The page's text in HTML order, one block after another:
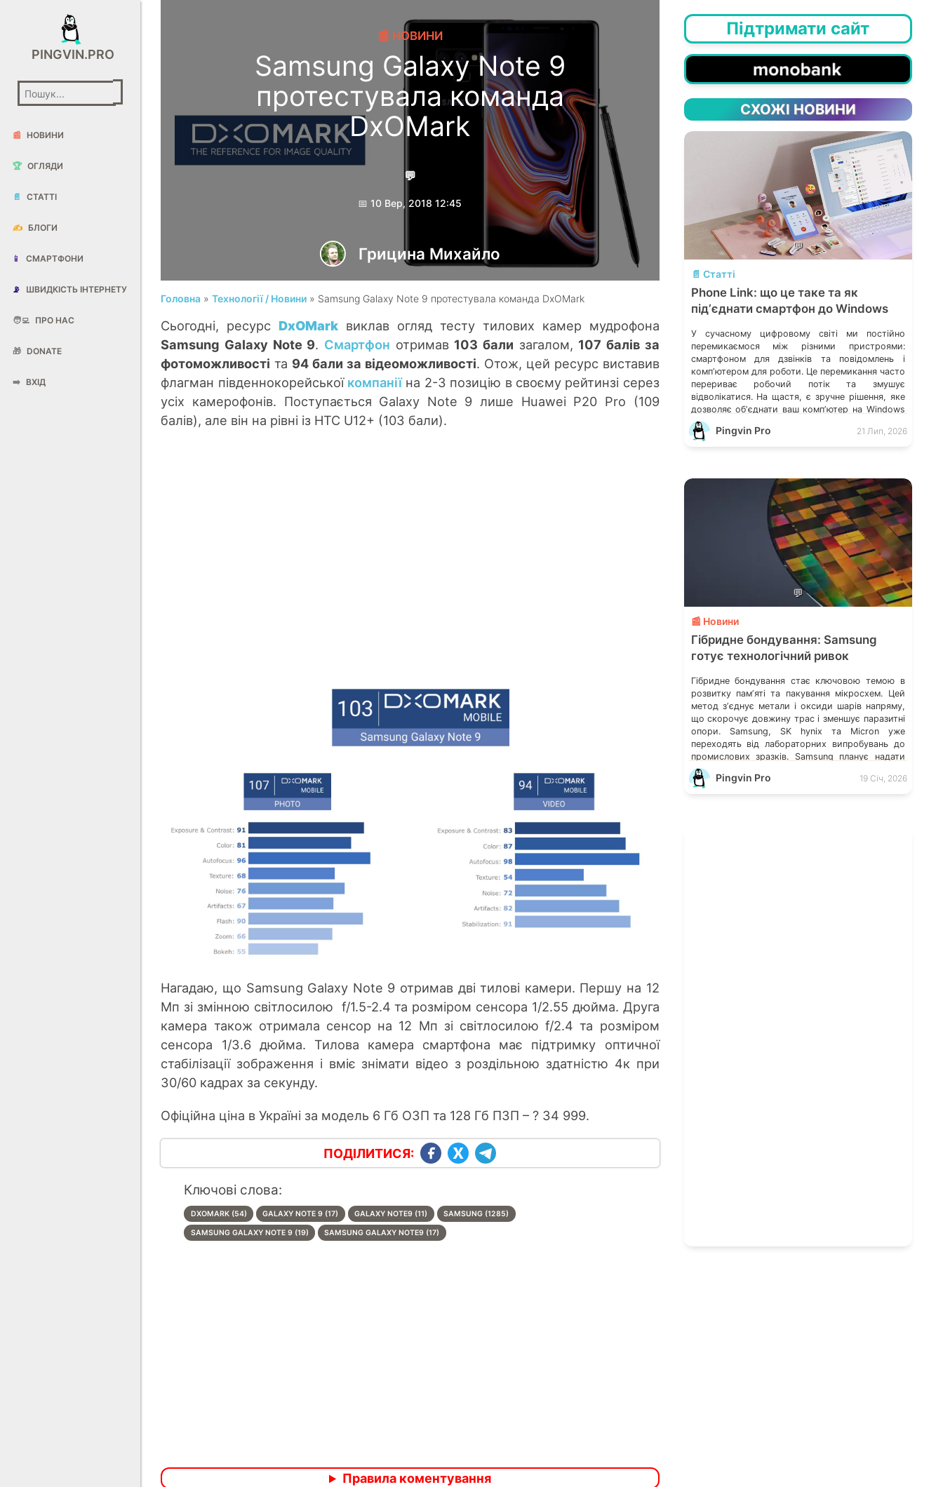
PINGVIN.PRO
📰 НОВИНИ
🏆 ОГЛЯДИ
📄 СТАТТІ
✍️ БЛОГИ
📱 СМАРТФОНИ
📡 ШВИДКІСТЬ ІНТЕРНЕТУ
🧑‍💻 ПРО НАС
🎁 DONATE
➡️ ВХІД
📰 НОВИНИ
Samsung Galaxy Note 9
протестувала команда
DxOMark
💬
📅 10 Вер, 2018 12:45
Грицина Михайло
Головна »Технології / Новини » Samsung Galaxy Note 9 протестувала команда DxOMark
Сьогодні, ресурсDxOMark виклав огляд тесту тилових камер мудрофона
Samsung Galaxy Note 9. Смартфон отримав 103 бали загалом, 107 балів за
фотоможливості та 94 бали за відеоможливості. Отож, цей ресурс виставив
флагман південнокорейської компаніїна 2-3 позицію в своєму рейтинзі серез
усіх камерофонів. Поступається Galaxy Note 9 лише Huawei P20 Pro (109
балів), але він на рівні із HTC U12+ (103 бали).
Нагадаю, що Samsung Galaxy Note 9 отримав дві тилові камери. Першу на 12
Мп зі змінною світлосилою f/1.5-2.4 та розміром сенсора 1/2.55 дюйма. Друга
камера також отримала сенсор на 12 Мп зі світлосилою f/2.4 та розміром
сенсора 1/3.6 дюйма. Тилова камера смартфона має підтримку оптичної
стабілізації зображення і вміє знімати відео з роздільною здатністю 4к при
30/60 кадрах за секунду.
Офіційна ціна в Україні за модель 6 Гб ОЗП та 128 Гб ПЗП – ? 34 999.
ПОДІЛИТИСЯ:
Ключові слова:
DXOMARK (54) GALAXY NOTE 9 (17) GALAXY NOTE9 (11) SAMSUNG (1285)
SAMSUNG GALAXY NOTE 9 (19) SAMSUNG GALAXY NOTE9 (17)
Правила коментування
Підтримати сайт
СХОЖІ НОВИНИ
💬
📄 Статті
Phone Link: що це таке та як
підʼєднати смартфон до Windows
У сучасному цифровому світі ми постійно
перемикаємося між різними пристроями:
смартфоном для дзвінків та повідомлень і
компʼютером для роботи. Це перемикання часто
перериває робочий потік та змушує
відволікатися. На щастя, є зручне рішення, яке
дозволяє обʼєднати ваш компʼютер на Windows
із мобільним пристроєм, чи то Android, чи iOS.
Йдеться про застосунок Звʼязок зі смартфоном
Pingvin Pro 21 Лип, 2026
💬
📰 Новини
Гібридне бондування: Samsung
готує технологічний ривок
Гібридне бондування стає ключовою темою в
розвитку памʼяті та пакування мікросхем. Цей
метод зʼєднує метали і оксиди шарів напряму,
що скорочує довжину трас і зменшує паразитні
опори. Samsung, SK hynix та Micron уже
переходять від лабораторних випробувань до
промислових зразків. Samsung планує надати
зразки HBM4 у 2025 році і перейти до
масового виробництва в 2026 […]
Pingvin Pro 19 Січ, 2026